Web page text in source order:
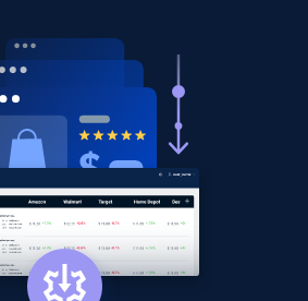
Title, Product description,
Initial price, Discount,
Jetzt anfangen